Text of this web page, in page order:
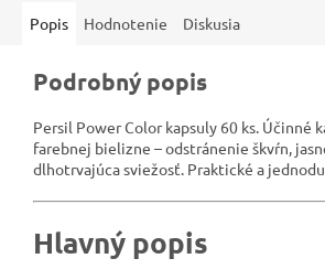
Popis Hodnotenie Diskusia
Podrobný popis
Persil Power Color kapsuly 60 ks. Účinné
farebnej bielizne – odstránenie škvŕn,
dlhotrvajúca sviežosť. Praktické a
Hlavný popis